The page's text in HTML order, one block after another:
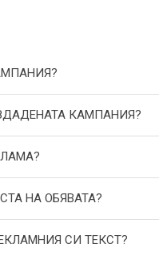
КАМПАНИЯ?
НА ОБЯВАТА?
СИ ТЕКСТ?